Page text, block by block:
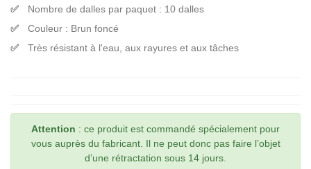
Nombre de dalles par paquet : 10 dalles
Couleur : Brun foncé
Très résistant à l'eau, aux rayures et aux tâches
Attention : ce produit est commandé spécialement pour
vous auprès du fabricant. Il ne peut donc pas faire l’objet
d’une rétractation sous 14 jours.